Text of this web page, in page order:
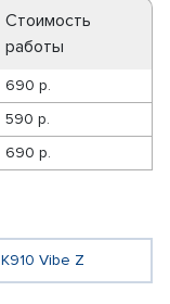
Стоимость
работы
690 р.
590 р.
690 р.
K910 Vibe Z